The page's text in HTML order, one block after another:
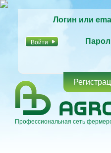
Логин или
Профессиональная сеть